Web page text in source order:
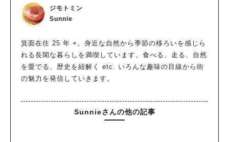
ジモトミン
Sunnie
箕面在住 25 年 +。身近な自然から季節の移ろいを感じら
れる長閑な暮らしを満喫しています。食べる、走る、自然
を愛でる、歴史を紐解く etc. いろんな趣味の目線から街
の魅力を発信していきます。
Sunnieさんの他の記事